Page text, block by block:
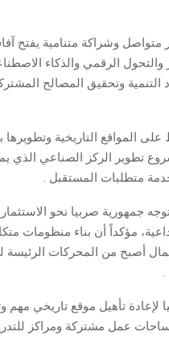
متواصل وشراكة متنامية يفتح
والتحول الرقمي والذكاء
وتحقيق المصالح
المواقع التاريخية وتطويرها
تطوير الركز الصناعي الذي
متطلبات المستقبل .
جمهورية صربيا نحو
مؤكداً أن بناء منظومات
أصبح من المحركات الرئيسة
.
لإعادة تأهيل موقع تاريخي مهم
عمل مشتركة ومراكز